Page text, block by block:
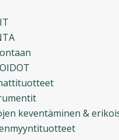
keventäminen &